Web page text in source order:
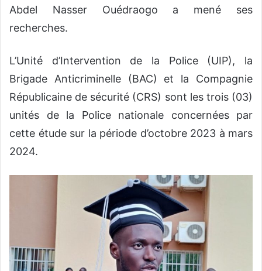
Abdel Nasser Ouédraogo a mené ses
recherches.
L’Unité d’Intervention de la Police (UIP), la
Brigade Anticriminelle (BAC) et la Compagnie
Républicaine de sécurité (CRS) sont les trois (03)
unités de la Police nationale concernées par
cette étude sur la période d’octobre 2023 à mars
2024.